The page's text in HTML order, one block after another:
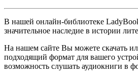
В нашей онлайн-библиотеке
значительное наследие в истории
На нашем сайте Вы можете скачать
подходящий формат для вашего
возможность слушать аудиокниги в